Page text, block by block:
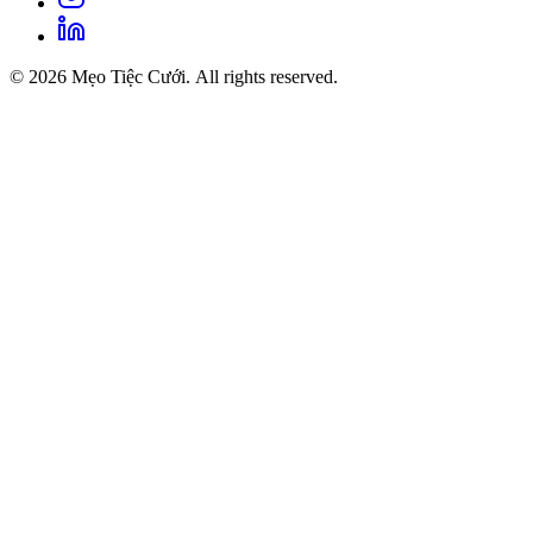
© 2026 Mẹo Tiệc Cưới. All rights reserved.